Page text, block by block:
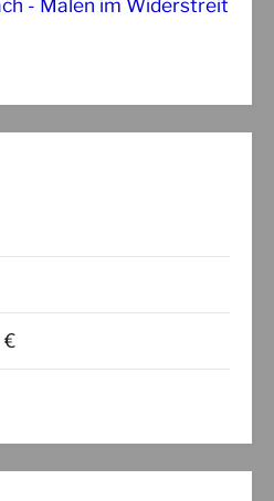
- Malen im Widerstreit
€